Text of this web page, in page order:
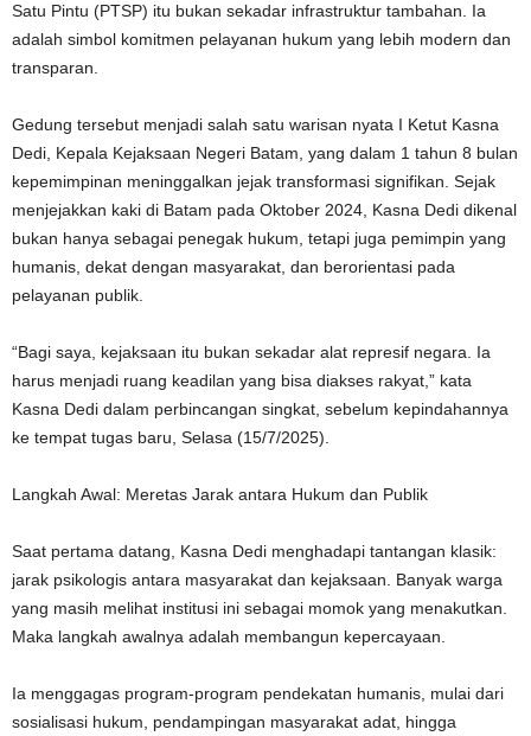
Satu Pintu (PTSP) itu bukan sekadar infrastruktur tambahan. Ia
adalah simbol komitmen pelayanan hukum yang lebih modern dan
transparan.
Gedung tersebut menjadi salah satu warisan nyata I Ketut Kasna
Dedi, Kepala Kejaksaan Negeri Batam, yang dalam 1 tahun 8 bulan
kepemimpinan meninggalkan jejak transformasi signifikan. Sejak
menjejakkan kaki di Batam pada Oktober 2024, Kasna Dedi dikenal
bukan hanya sebagai penegak hukum, tetapi juga pemimpin yang
humanis, dekat dengan masyarakat, dan berorientasi pada
pelayanan publik.
“Bagi saya, kejaksaan itu bukan sekadar alat represif negara. Ia
harus menjadi ruang keadilan yang bisa diakses rakyat,” kata
Kasna Dedi dalam perbincangan singkat, sebelum kepindahannya
ke tempat tugas baru, Selasa (15/7/2025).
Langkah Awal: Meretas Jarak antara Hukum dan Publik
Saat pertama datang, Kasna Dedi menghadapi tantangan klasik:
jarak psikologis antara masyarakat dan kejaksaan. Banyak warga
yang masih melihat institusi ini sebagai momok yang menakutkan.
Maka langkah awalnya adalah membangun kepercayaan.
Ia menggagas program-program pendekatan humanis, mulai dari
sosialisasi hukum, pendampingan masyarakat adat, hingga